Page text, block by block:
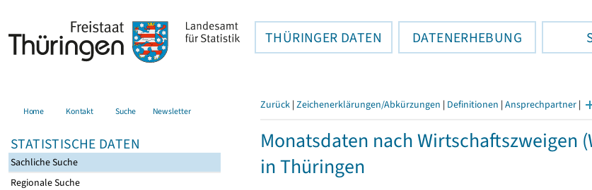
THÜRINGER DATEN DATENERHEBUNG
Home Kontakt Suche Newsletter
STATISTISCHE DATEN
Sachliche Suche
Regionale Suche
Zurück | Zeichenerklärungen/Abkürzungen | Definitionen | Ansprechpartner |
Monatsdaten nach Wirtschaftszweigen
in Thüringen